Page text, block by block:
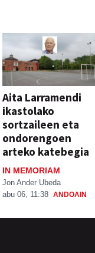
Aita Larramendi
ikastolako
sortzaileen eta
ondorengoen
arteko katebegia
IN MEMORIAM
Jon Ander Ubeda
abu 06, 11:38 ANDOAIN